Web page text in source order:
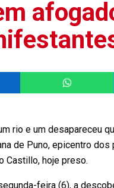
rio e um desapareceu
de Puno, epicentro
Castillo, hoje preso.
feira (6), a